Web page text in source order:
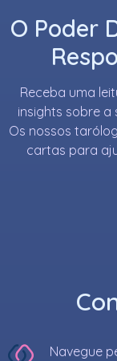
O Poder
Receba uma
insights sobre a
Os nossos
cartas para
Navegue